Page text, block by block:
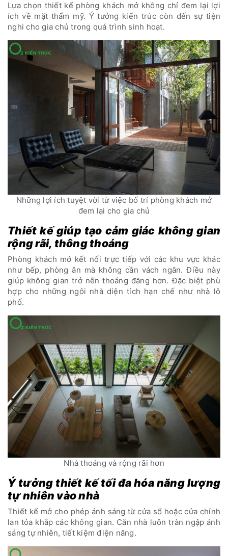
Lựa chọn thiết kế phòng khách mở không chỉ đem lại lợi
ích về mặt thẩm mỹ. Ý tưởng kiến trúc còn đến sự tiện
nghi cho gia chủ trong quá trình sinh hoạt.
Những lợi ích tuyệt vời từ việc bố trí phòng khách mở
đem lại cho gia chủ
Thiết kế giúp tạo cảm giác không gian
rộng rãi, thông thoáng
Phòng khách mở kết nối trực tiếp với các khu vực khác
như bếp, phòng ăn mà không cần vách ngăn. Điều này
giúp không gian trở nên thoáng đãng hơn. Đặc biệt phù
hợp cho những ngôi nhà diện tích hạn chế như nhà lô
phố.
Nhà thoáng và rộng rãi hơn
Ý tưởng thiết kế tối đa hóa năng lượng
tự nhiên vào nhà
Thiết kế mở cho phép ánh sáng từ cửa sổ hoặc cửa chính
lan tỏa khắp các không gian. Căn nhà luôn tràn ngập ánh
sáng tự nhiên, tiết kiệm điện năng.